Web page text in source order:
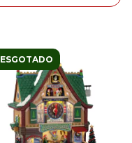
ESGOTADO